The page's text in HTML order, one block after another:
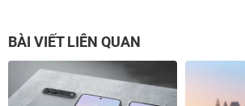
BÀI VIẾT LIÊN QUAN